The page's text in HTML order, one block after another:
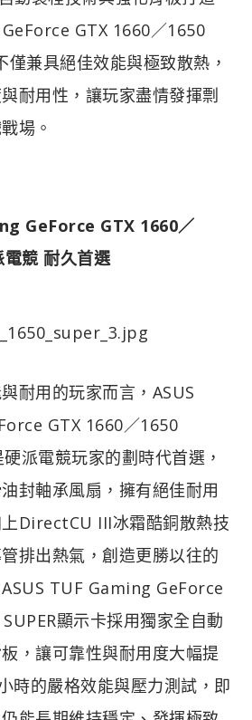
GTX 1660／1650
僅兼具絕佳效能與極致散熱，
耐用性，讓玩家盡情發揮剽
場。
GeForce GTX 1660／
競 耐久首選
耐用的玩家而言，ASUS
GTX 1660／1650
派電競玩家的劃時代首選，
封軸承風扇，擁有絕佳耐用
DirectCU III冰霜酷銅散熱技
排出熱氣，創造更勝以往的
TUF Gaming GeForce
顯示卡採用獨家全自動
，讓可靠性與耐用度大幅提
時的嚴格效能與壓力測試，即